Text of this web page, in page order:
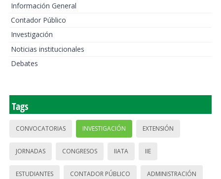
Información General
Contador Público
Investigación
Noticias institucionales
Debates
Tags
CONVOCATORIAS INVESTIGACIÓN EXTENSIÓN
JORNADAS CONGRESOS IIATA IIE
ESTUDIANTES CONTADOR PÚBLICO ADMINISTRACIÓN